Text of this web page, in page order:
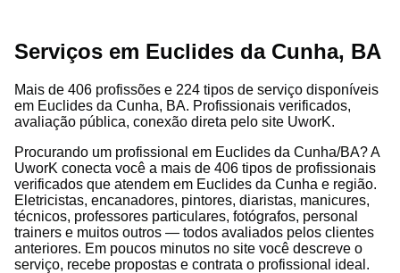
Serviços em Euclides da Cunha, BA
Mais de 406 profissões e 224 tipos de serviço disponíveis
em Euclides da Cunha, BA. Profissionais verificados,
avaliação pública, conexão direta pelo site UworK.
Procurando um profissional em Euclides da Cunha/BA? A
UworK conecta você a mais de 406 tipos de profissionais
verificados que atendem em Euclides da Cunha e região.
Eletricistas, encanadores, pintores, diaristas, manicures,
técnicos, professores particulares, fotógrafos, personal
trainers e muitos outros — todos avaliados pelos clientes
anteriores. Em poucos minutos no site você descreve o
serviço, recebe propostas e contrata o profissional ideal.